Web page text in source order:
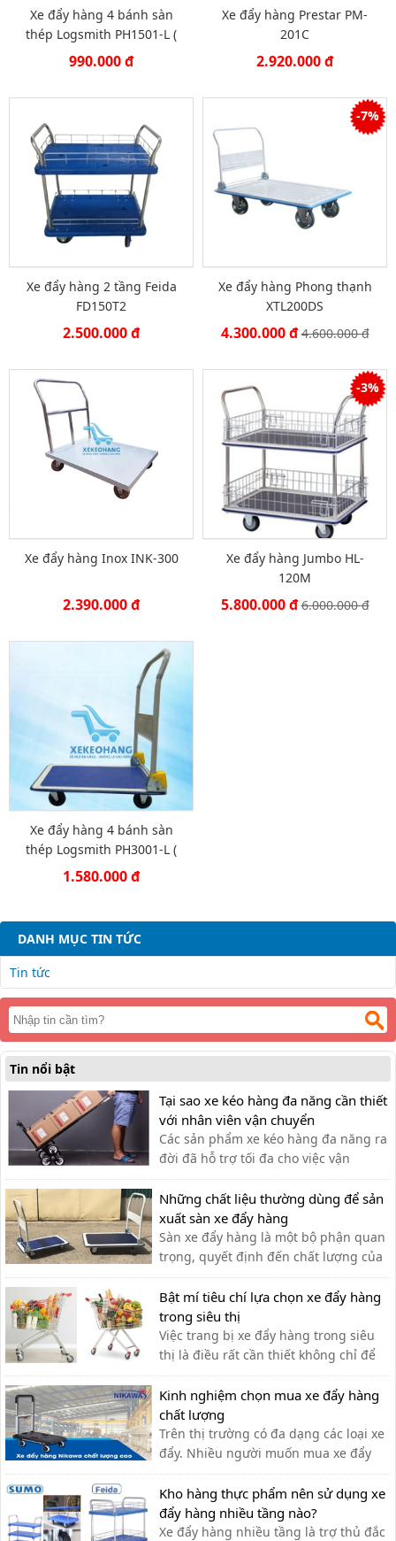
Xe đẩy hàng 4 bánh sàn
thép Logsmith PH1501-L (
150 KG)
990.000 đ
Xe đẩy hàng Prestar PM-
201C
2.920.000 đ
Xe đẩy hàng 2 tầng Feida
FD150T2
2.500.000 đ
-7%
Xe đẩy hàng Phong thạnh
XTL200DS
4.300.000 đ4.600.000 đ
Xe đẩy hàng Inox INK-300
2.390.000 đ
-3%
Xe đẩy hàng Jumbo HL-
120M
5.800.000 đ6.000.000 đ
Xe đẩy hàng 4 bánh sàn
thép Logsmith PH3001-L (
300kg )
1.580.000 đ
DANH MỤC TIN TỨC
Tin tức
Tin nổi bật
Tại sao xe kéo hàng đa năng cần thiết
với nhân viên vận chuyển
Các sản phẩm xe kéo hàng đa năng ra
đời đã hỗ trợ tối đa cho việc vận
chuyển thủ công của nhân viên vận
chuyển, giúp tiết kiệm thời gian và sức
lực.
Những chất liệu thường dùng để sản
xuất sàn xe đẩy hàng
Sàn xe đẩy hàng là một bộ phận quan
trọng, quyết định đến chất lượng của
xe đẩy. Lựa chọn chất liệu phù hợp
giúp bạn có được chiếc xe đẩy hàng
ưng ý.
Bật mí tiêu chí lựa chọn xe đẩy hàng
trong siêu thị
Việc trang bị xe đẩy hàng trong siêu
thị là điều rất cần thiết không chỉ để
khách hàng đựng đồ khi mua sắm mà
còn hỗ trợ vận chuyển hàng hóa.
Kinh nghiệm chọn mua xe đẩy hàng
chất lượng
Trên thị trường có đa dạng các loại xe
đẩy. Nhiều người muốn mua xe đẩy
hàng nhưng băn khoăn không biết
nên lựa chọn xe đẩy hàng chất lượng
như thế nào?
Kho hàng thực phẩm nên sử dụng xe
đẩy hàng nhiều tầng nào?
Xe đẩy hàng nhiều tầng là trợ thủ đắc